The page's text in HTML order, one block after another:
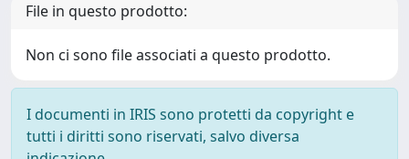
File in questo prodotto:
Non ci sono file associati a questo prodotto.
I documenti in IRIS sono protetti da copyright e
tutti i diritti sono riservati, salvo diversa